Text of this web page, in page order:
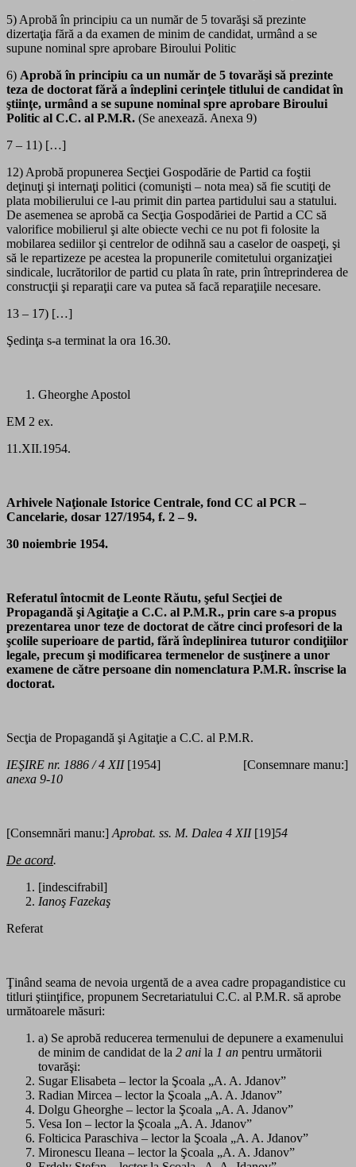
5) Aprobă în principiu ca un număr de 5 tovarăşi să prezinte
dizertaţia fără a da examen de minim de candidat, urmând a se
supune nominal spre aprobare Biroului Politic
6) Aprobă în principiu ca un număr de 5 tovarăşi să prezinte
teza de doctorat fără a îndeplini cerinţele titlului de candidat în
ştiinţe, urmând a se supune nominal spre aprobare Biroului
Politic al C.C. al P.M.R. (Se anexează. Anexa 9)
7 – 11) […]
12) Aprobă propunerea Secţiei Gospodărie de Partid ca foştii
deţinuţi şi internaţi politici (comunişti – nota mea) să fie scutiţi de
plata mobilierului ce l-au primit din partea partidului sau a statului.
De asemenea se aprobă ca Secţia Gospodăriei de Partid a CC să
valorifice mobilierul şi alte obiecte vechi ce nu pot fi folosite la
mobilarea sediilor şi centrelor de odihnă sau a caselor de oaspeţi, şi
să le repartizeze pe acestea la propunerile comitetului organizaţiei
sindicale, lucrătorilor de partid cu plata în rate, prin întreprinderea de
construcţii şi reparaţii care va putea să facă reparaţiile necesare.
13 – 17) […]
Şedinţa s-a terminat la ora 16.30.
Gheorghe Apostol
EM 2 ex.
11.XII.1954.
Arhivele Naţionale Istorice Centrale, fond CC al PCR –
Cancelarie, dosar 127/1954, f. 2 – 9.
30 noiembrie 1954.
Referatul întocmit de Leonte Răutu, şeful Secţiei de
Propagandă şi Agitaţie a C.C. al P.M.R., prin care s-a propus
prezentarea unor teze de doctorat de către cinci profesori de la
şcolile superioare de partid, fără îndeplinirea tuturor condiţiilor
legale, precum şi modificarea termenelor de susţinere a unor
examene de către persoane din nomenclatura P.M.R. înscrise la
doctorat.
Secţia de Propagandă şi Agitaţie a C.C. al P.M.R.
IEŞIRE nr. 1886 / 4 XII[1954] [Consemnare manu:]
anexa 9-10
[Consemnări manu:] Aprobat. ss. M. Dalea 4 XII [19]54
De acord.
[indescifrabil]
Ianoş Fazekaş
Referat
Ţinând seama de nevoia urgentă de a avea cadre propagandistice cu
titluri ştiinţifice, propunem Secretariatului C.C. al P.M.R. să aprobe
următoarele măsuri:
a) Se aprobă reducerea termenului de depunere a examenului
de minim de candidat de la 2 ani la 1 an pentru următorii
tovarăşi:
Sugar Elisabeta – lector la Şcoala „A. A. Jdanov”
Radian Mircea – lector la Şcoala „A. A. Jdanov”
Dolgu Gheorghe – lector la Şcoala „A. A. Jdanov”
Vesa Ion – lector la Şcoala „A. A. Jdanov”
Folticica Paraschiva – lector la Şcoala „A. A. Jdanov”
Mironescu Ileana – lector la Şcoala „A. A. Jdanov”